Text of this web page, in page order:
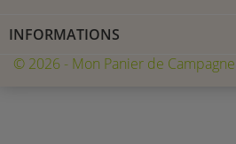
INFORMATIONS
© 2026 - Mon Panier de Campagne